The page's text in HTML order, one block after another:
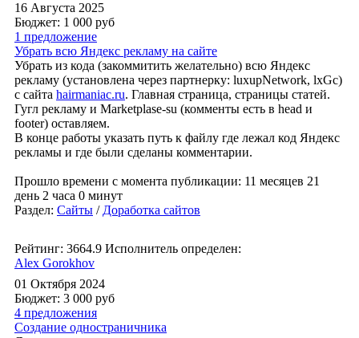
16 Августа 2025
Бюджет: 1 000 руб
1 предложение
Убрать всю Яндекс рекламу на сайте
Убрать из кода (закоммитить желательно) всю Яндекс
рекламу (установлена через партнерку: luxupNetwork, lxGc)
с сайта hairmaniac.ru. Главная страница, страницы статей.
Гугл рекламу и Marketplase-su (комменты есть в head и
footer) оставляем.
В конце работы указать путь к файлу где лежал код Яндекс
рекламы и где были сделаны комментарии.
Прошло времени с момента публикации: 11 месяцев 21
день 2 часа 0 минут
Раздел: Сайты / Доработка сайтов
Рейтинг: 3664.9 Исполнитель определен:
Alex Gorokhov
01 Октября 2024
Бюджет: 3 000 руб
4 предложения
Создание одностраничника